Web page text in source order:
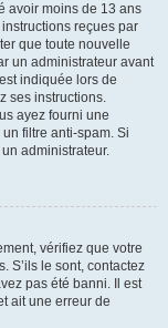
avoir moins de 13 ans
reçues par
que toute nouvelle
un administrateur avant
indiquée lors de
ses instructions.
ayez fourni une
filtre anti-spam. Si
administrateur.
vérifiez que votre
S’ils le sont, contactez
pas été banni. Il est
ait une erreur de